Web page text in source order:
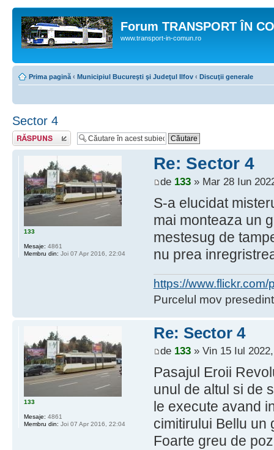
Forum TRANSPORT ÎN
www.transport-in-comun.ro
Prima pagină ‹ Municipiul Bucureşti şi Judeţul Ilfov ‹ Discuţii generale
Sector 4
Răspunde
Re: Sector 4
de 133» Mar 28 Iun
S-a elucidat
mai monteaza un
mestesug de
nu prea
https://
Purcelul mov
133
Mesaje: 4861
Membru din: Joi 07 Apr 2016, 22:04
Re: Sector 4
de 133» Vin 15 Iul
Pasajul Eroii
unul de altul si de
le execute avand
cimitirului Bellu un
Foarte greu de
133
Mesaje: 4861
Membru din: Joi 07 Apr 2016, 22:04